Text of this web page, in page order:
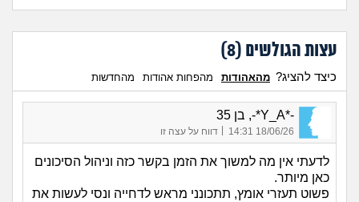
עצות הגולשים (8
)
כיצד להציג? מהאהודות מהפחות אהודות מהחדשות
-*Y_A*-, בן 35
18/06/26 14:31 דווח על עצה זו
לדעתי אין מה למשוך את הזמן בקשר כזה וניהול הסיכונים
כאן מיותר.
פשוט תעזרי אומץ, תתכונני מראש לדחייה ונסי לעשות את